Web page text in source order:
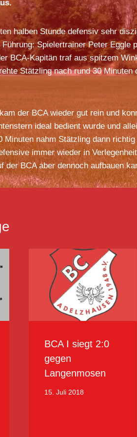
halben Stunde defensiv sehr
Spielertrainer Peter Eggle
BCA-Kapitän traf aus spitzem
Stätzling nach rund 30 Minuten
der BCA wieder gut rein und
ideal bedient wurde und
nahm Stätzling dann
immer wieder in
der BCA aber dennoch aufbauen
BCA I siegt 2:0
gegen
Langenmosen
15. Juli 2018